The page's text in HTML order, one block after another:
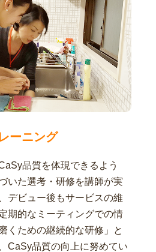
ーニング
品質を体現できるよう
いた選考・研修を講師が実
デビュー後もサービスの維
期的なミーティングでの情
くための継続的な研修」と
CaSy品質の向上に努めてい